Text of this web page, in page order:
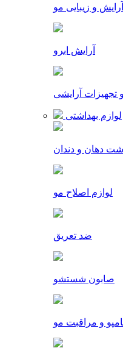
آرایش و زیبایی مو
آرایش ابرو
تجهیزات آرایشی
لوازم بهداشتی
دهان و دندان
لوازم اصلاح مو
ضد تعریق
صابون شستشو
و مراقبت مو